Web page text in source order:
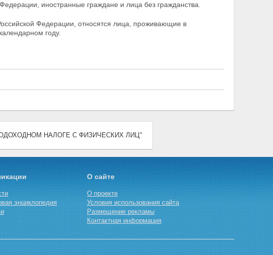
иностранные граждане и лица без гражданства.
Федерации, относятся лица, проживающие в
году.
ПОДОХОДНОМ НАЛОГЕ С ФИЗИЧЕСКИХ ЛИЦ"
энциклопедия
О сайте
О проекте
Условия использования сайта
Размещение рекламы
Контактная информация